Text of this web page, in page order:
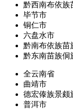
黔西南布依族
毕节市
铜仁市
六盘水市
黔南布依族苗
黔东南苗族侗
全云南省
曲靖市
德宏傣族景颇
普洱市